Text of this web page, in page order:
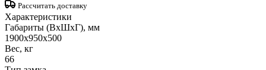
Рассчитать доставку
Характеристики
Габариты (ВxШxГ), мм
1900x950x500
Вес, кг
66